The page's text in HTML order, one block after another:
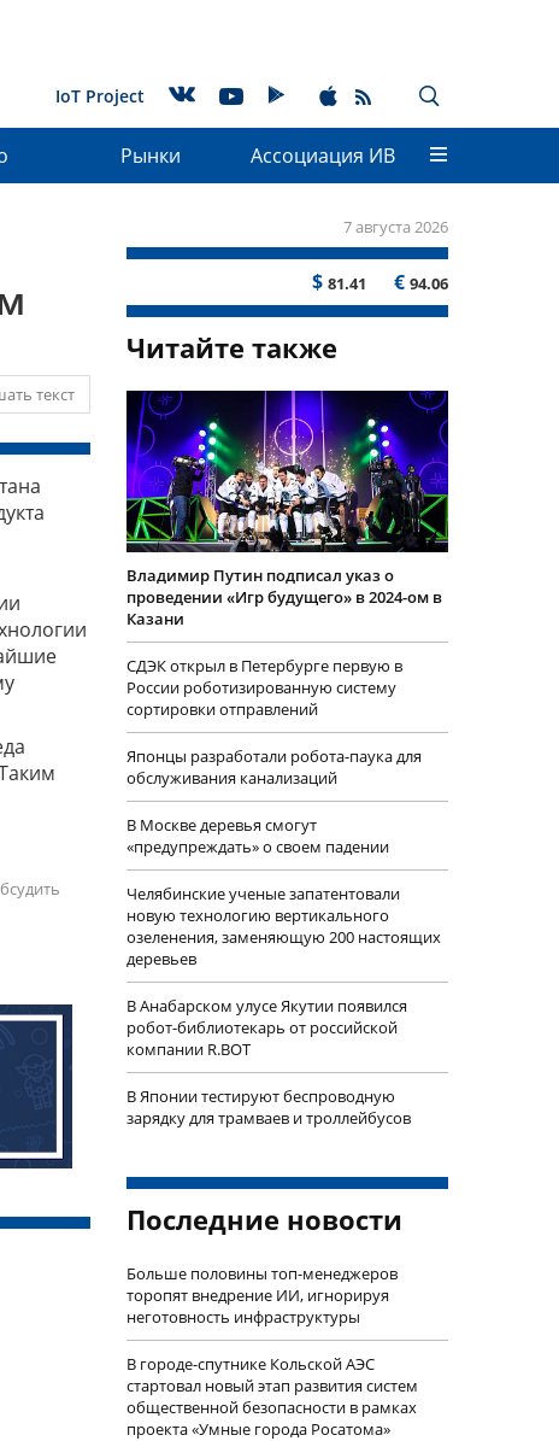
IoT Project
Рынки Ассоциация ИВ
7 августа 2026
$ 81.41 € 94.06
текст
Читайте также
Владимир Путин подписал указ о
проведении «Игр будущего» в 2024-ом в
Казани
СДЭК открыл в Петербурге первую в
России роботизированную систему
сортировки отправлений
Японцы разработали робота-паука для
обслуживания канализаций
В Москве деревья смогут
«предупреждать» о своем падении
Челябинские ученые запатентовали
новую технологию вертикального
озеленения, заменяющую 200 настоящих
деревьев
В Анабарском улусе Якутии появился
робот-библиотекарь от российской
компании R.BOT
В Японии тестируют беспроводную
зарядку для трамваев и троллейбусов
Последние новости
Больше половины топ-менеджеров
торопят внедрение ИИ, игнорируя
неготовность инфраструктуры
В городе-спутнике Кольской АЭС
стартовал новый этап развития систем
общественной безопасности в рамках
проекта «Умные города Росатома»